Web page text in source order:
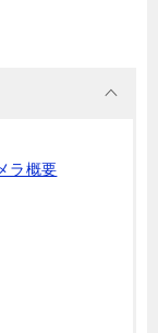
ラ概要